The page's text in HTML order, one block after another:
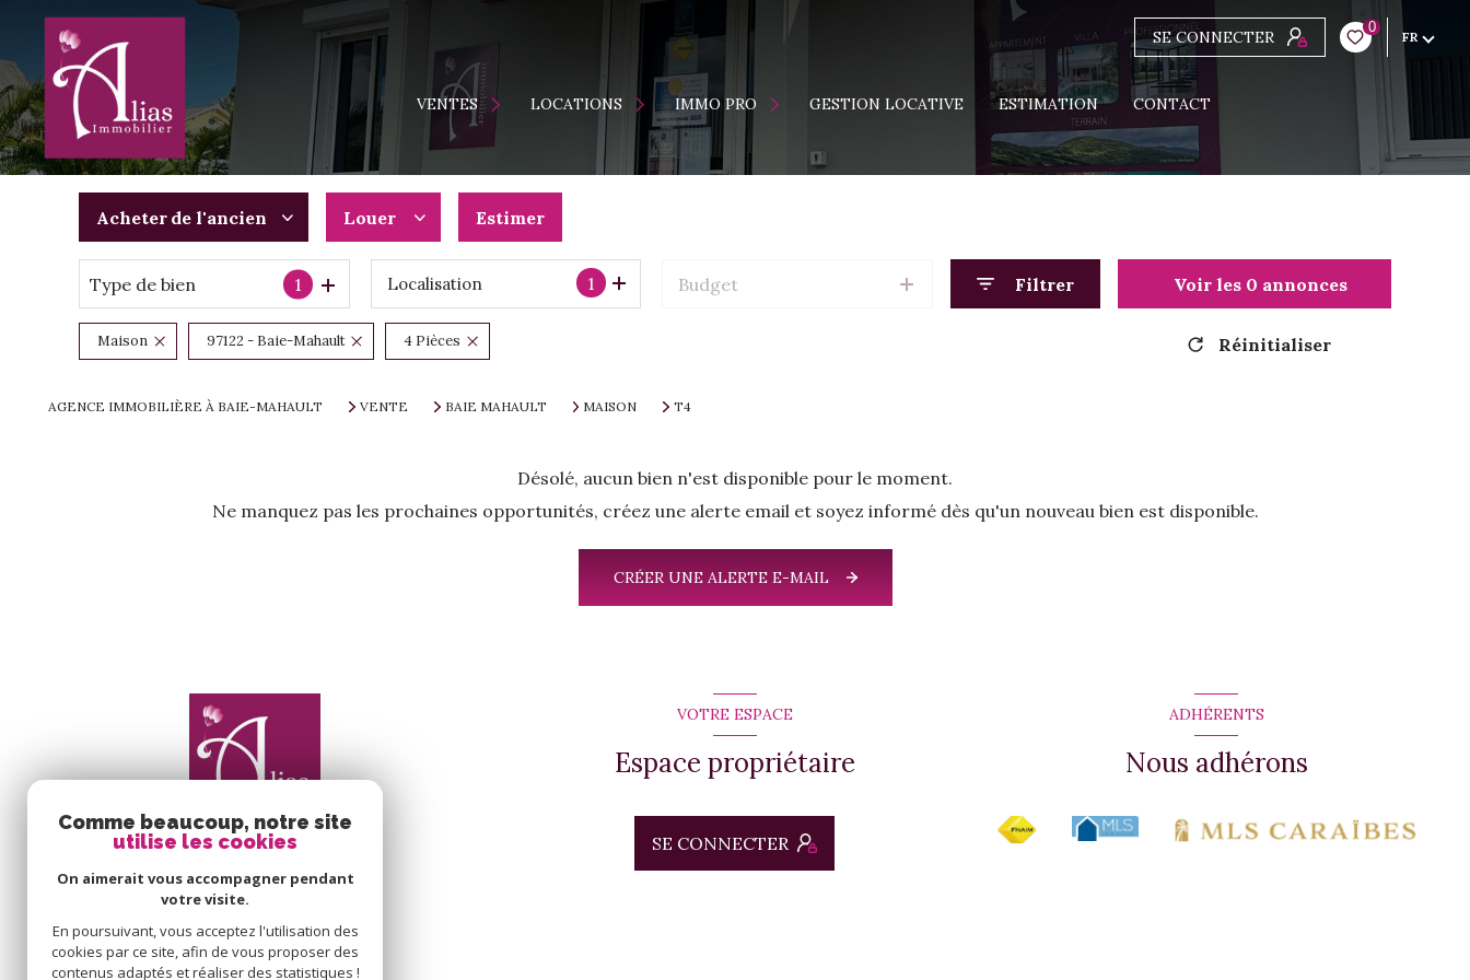
SE CONNECTER
0
FR
VENTES
APPARTEMENTS
TERRAINS
PROGRAMMES NEUFS
LOCATIONS
MAISONS
APPARTEMENTS
IMMO PRO
LOCATION
VENTE
GESTION LOCATIVE ESTIMATION CONTACT
Acheter de l'ancien
De l'ancien
Du neuf
De l'immo pro
Louer
à l'année
De l'immo pro
Estimer
Type de bien 1 1
Localisation Budget Filtrer Voir les 0 annonces
Maison 97122 - Baie-Mahault 4 Pièces Réinitialiser
AGENCE IMMOBILIÈRE À BAIE-MAHAULT VENTE BAIE MAHAULT MAISON T4
Désolé, aucun bien n'est disponible pour le moment.
Ne manquez pas les prochaines opportunités, créez une alerte email et soyez informé dès qu'un nouveau bien est disponible.
CRÉER UNE ALERTE E-MAIL
VOTRE ESPACE
Espace propriétaire
SE CONNECTER
ADHÉRENTS
Nous adhérons
Comme beaucoup, notre site
utilise les cookies
On aimerait vous accompagner pendant
votre visite.
En poursuivant, vous acceptez l'utilisation des
cookies par ce site, afin de vous proposer des
contenus adaptés et réaliser des statistiques !